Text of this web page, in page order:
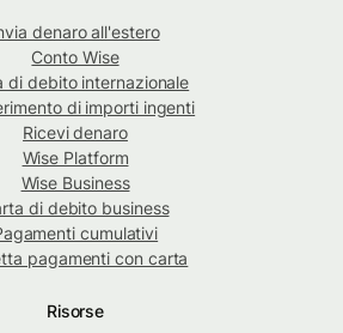
denaro all'estero
Conto Wise
di debito internazionale
di importi ingenti
Ricevi denaro
Wise Platform
Wise Business
di debito business
cumulativi
pagamenti con carta
Risorse